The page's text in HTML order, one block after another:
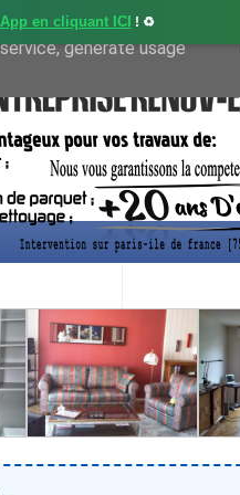
en cliquant ICI ! ♻️
and user-agent
generate usage